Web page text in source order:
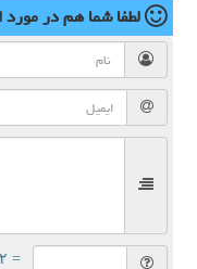
لطفا شما همدر
= ۲ بعلاوه ۱